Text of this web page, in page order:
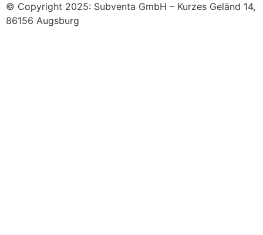
© Copyright 2025: Subventa GmbH – Kurzes Geländ 14,
86156 Augsburg